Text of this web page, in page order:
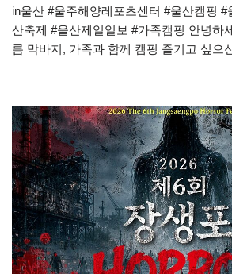
in울산 #울주해양레포츠센터 #울산캠핑 #
산축제 #울산제일일보 #가족캠핑 안녕하
름 막바지, 가족과 함께 캠핑 즐기고 싶으